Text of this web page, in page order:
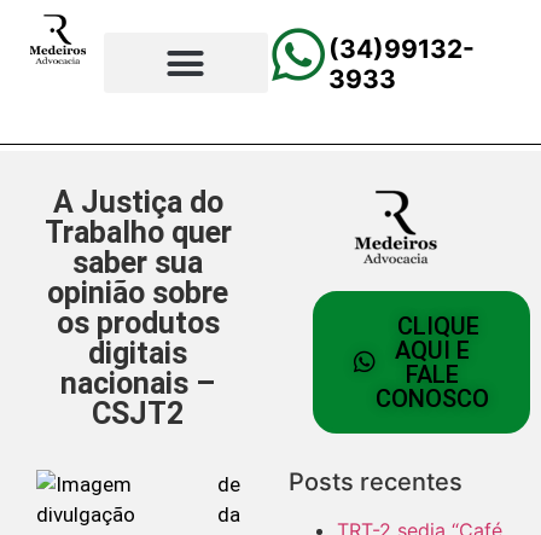
(34)99132-
3933
A Justiça do
Trabalho quer
saber sua
opinião sobre
os produtos
digitais
nacionais –
CSJT2
CLIQUE
AQUI E
FALE
CONOSCO
Posts recentes
TRT-2 sedia “Café